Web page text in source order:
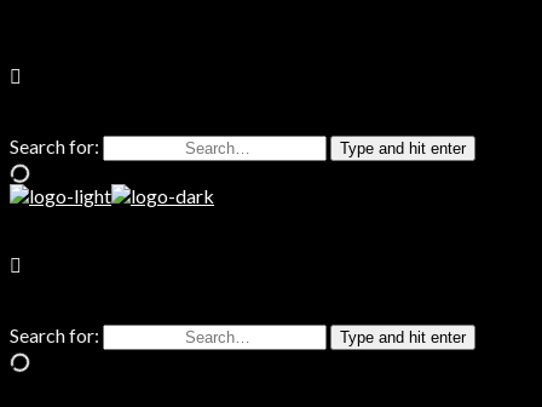
Search for: Type and hit enter
Search for: Type and hit enter